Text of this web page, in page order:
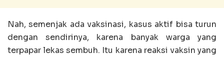
Nah, semenjak ada vaksinasi, kasus aktif bisa turun
dengan sendirinya, karena banyak warga yang
terpapar lekas sembuh. Itu karena reaksi vaksin yang